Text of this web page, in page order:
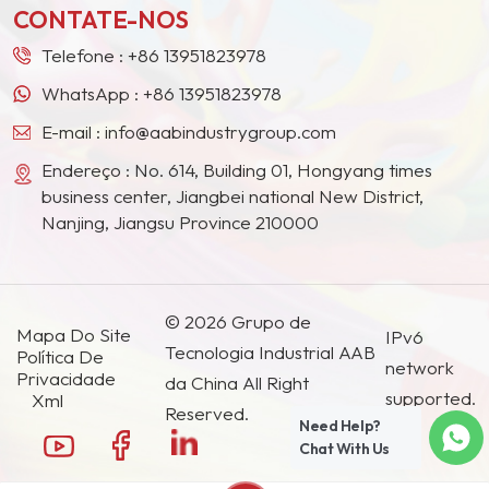
países e regiões.
CONTATE-NOS
Telefone : +86 13951823978
WhatsApp : +86 13951823978
E-mail : info@aabindustrygroup.com
Endereço : No. 614, Building 01, Hongyang times
business center, Jiangbei national New District,
Nanjing, Jiangsu Province 210000
Mapa Do Site
Política De
Privacidade
Xml
© 2026 Grupo de
Tecnologia Industrial AAB
da China All Right
Reserved.
IPv6
network
supported.
Need Help?
Chat With Us